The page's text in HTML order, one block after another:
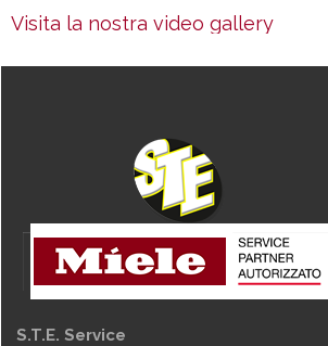
Visita la nostra video gallery
S.T.E. Service